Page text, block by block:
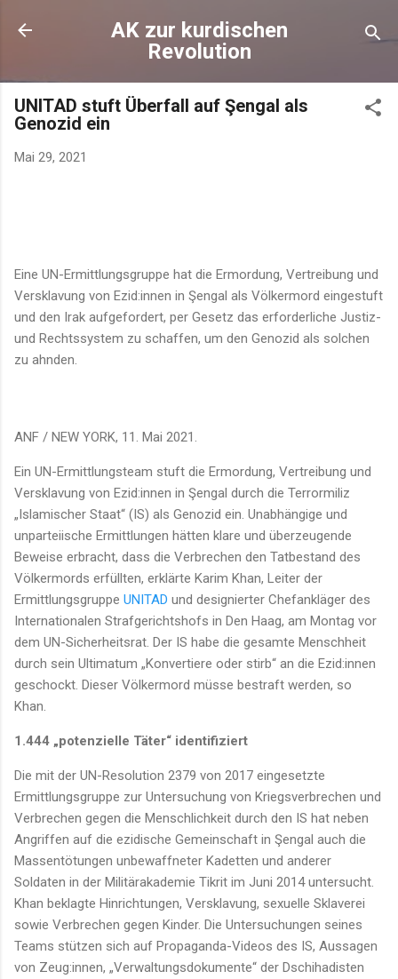
Direkt zum Hauptbereich
AK zur kurdischen
Revolution
UNITAD stuft Überfall auf Şengal als
Genozid ein
Mai 29, 2021
Eine UN-Ermittlungsgruppe hat die Ermordung, Vertreibung und
Versklavung von Ezid:innen in Şengal als Völkermord eingestuft
und den Irak aufgefordert, per Gesetz das erforderliche Justiz-
und Rechtssystem zu schaffen, um den Genozid als solchen
zu ahnden.
ANF / NEW YORK, 11. Mai 2021.
Ein UN-Ermittlungsteam stuft die Ermordung, Vertreibung und
Versklavung von Ezid:innen in Şengal durch die Terrormiliz
„Islamischer Staat“ (IS) als Genozid ein. Unabhängige und
unparteiische Ermittlungen hätten klare und überzeugende
Beweise erbracht, dass die Verbrechen den Tatbestand des
Völkermords erfüllten, erklärte Karim Khan, Leiter der
Ermittlungsgruppe UNITAD und designierter Chefankläger des
Internationalen Strafgerichtshofs in Den Haag, am Montag vor
dem UN-Sicherheitsrat. Der IS habe die gesamte Menschheit
durch sein Ultimatum „Konvertiere oder stirb“ an die Ezid:innen
geschockt. Dieser Völkermord müsse bestraft werden, so
Khan.
1.444 „potenzielle Täter“ identifiziert
Die mit der UN-Resolution 2379 von 2017 eingesetzte
Ermittlungsgruppe zur Untersuchung von Kriegsverbrechen und
Verbrechen gegen die Menschlichkeit durch den IS hat neben
Angriffen auf die ezidische Gemeinschaft in Şengal auch die
Massentötungen unbewaffneter Kadetten und anderer
Soldaten in der Militärakademie Tikrit im Juni 2014 untersucht.
Khan beklagte Hinrichtungen, Versklavung, sexuelle Sklaverei
sowie Verbrechen gegen Kinder. Die Untersuchungen seines
Teams stützen sich auf Propaganda-Videos des IS, Aussagen
von Zeug:innen, „Verwaltungsdokumente“ der Dschihadisten